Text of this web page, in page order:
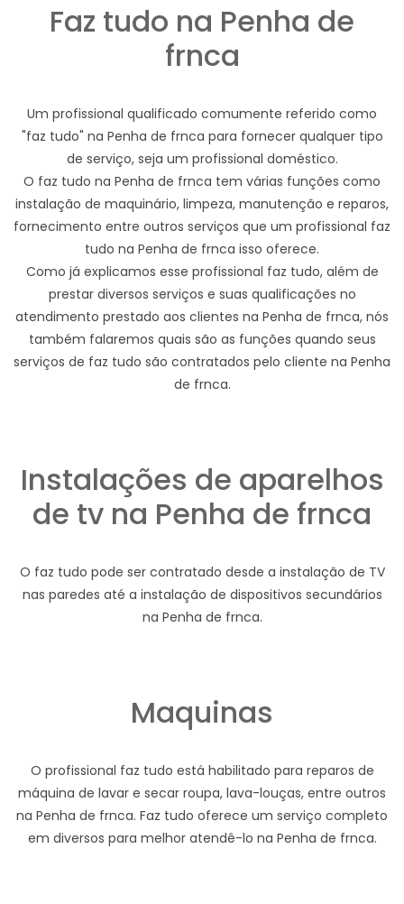
Faz tudo na Penha de
frnca
Um profissional qualificado comumente referido como
"faz tudo" na Penha de frnca para fornecer qualquer tipo
de serviço, seja um profissional doméstico.
O faz tudo na Penha de frnca tem várias funções como
instalação de maquinário, limpeza, manutenção e reparos,
fornecimento entre outros serviços que um profissional faz
tudo na Penha de frnca isso oferece.
Como já explicamos esse profissional faz tudo, além de
prestar diversos serviços e suas qualificações no
atendimento prestado aos clientes na Penha de frnca, nós
também falaremos quais são as funções quando seus
serviços de faz tudo são contratados pelo cliente na Penha
de frnca.
Instalações de aparelhos
de tv na Penha de frnca
O faz tudo pode ser contratado desde a instalação de TV
nas paredes até a instalação de dispositivos secundários
na Penha de frnca.
Maquinas
O profissional faz tudo está habilitado para reparos de
máquina de lavar e secar roupa, lava-louças, entre outros
na Penha de frnca. Faz tudo oferece um serviço completo
em diversos para melhor atendê-lo na Penha de frnca.